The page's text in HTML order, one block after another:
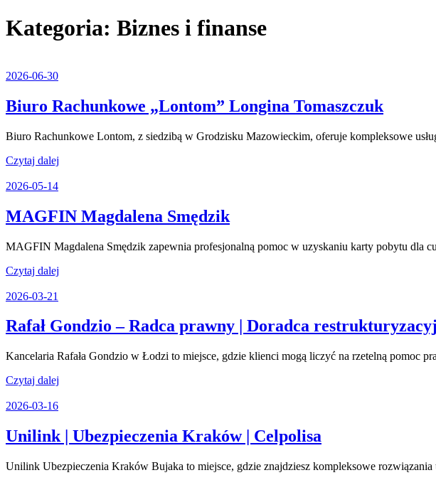
Menu
Kategoria: Biznes i finanse
2026-06-302026-
30
Biuro Rachunkowe „Lontom” Longina TomaszczukBiuro
Biuro Rachunkowe Lontom, z siedzibą w Grodzisku Mazowieckim, oferuje kompleksowe
Czytaj dalej
2026-05-142026-
14
MAGFIN Magdalena SmędzikMAGFIN
Smędzik
MAGFIN Magdalena Smędzik zapewnia profesjonalną pomoc w uzyskaniu karty pobytu dla
Czytaj dalej
2026-03-21
21
Rafał Gondzio – Radca prawny | Doradca
Kancelaria Rafała Gondzio w Łodzi to miejsce, gdzie klienci mogą liczyć na rzetelną pomoc
Czytaj dalej
2026-03-162026-
16
Unilink | Ubezpieczenia Kraków | Celpolisa
Ubezpieczenia
Unilink Ubezpieczenia Kraków Bujaka to miejsce, gdzie znajdziesz kompleksowe